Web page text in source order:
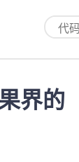
界的